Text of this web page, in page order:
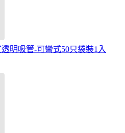
明吸管-可彎式50只袋裝1入